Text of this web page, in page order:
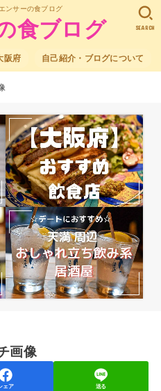
ンサーの食ブログ
食ブログ
阪府 自己紹介・ブログについて
SEARCH
画像
ェア 送る